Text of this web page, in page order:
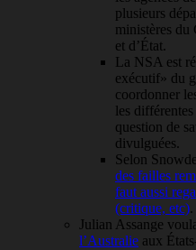
plusieurs
ministères du
et d’État.
La NSA est
exécutif» du
coordonner
les
question de
divulguées.
Selon
des failles
faut aussi
(critique, etc).
Julian Assange
l’Australie aux